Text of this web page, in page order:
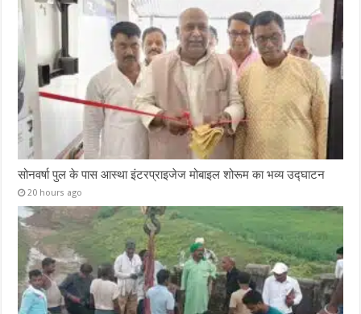
सोनवर्षा पुल के पास आस्था इंटरप्राइजेज मोबाइल शोरूम का भव्य उद्घाटन
20 hours ago